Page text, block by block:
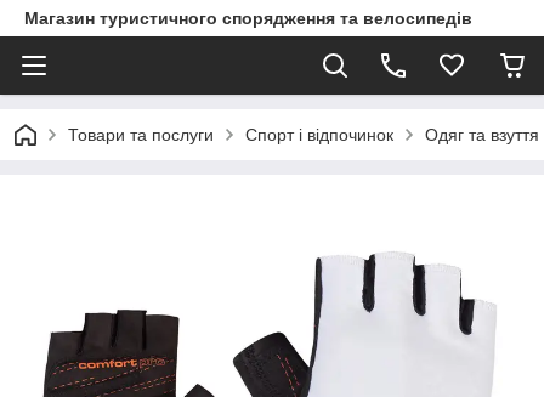
Магазин туристичного спорядження та велосипедів
Товари та послуги Спорт і відпочинок Одяг та